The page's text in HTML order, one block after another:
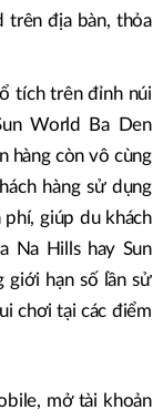
trên địa bàn, thỏa
tích trên đỉnh núi
World Ba Den
hàng còn vô cùng
hàng sử dụng
giúp du khách
Na Hills hay Sun
giới hạn số lần sử
chơi tại các điểm
mở tài khoản